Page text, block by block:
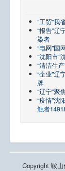
“工贸”我
“报告”辽
染者
“电网”国
“沈阳市”
“清洁生
“企业”辽
牌
“辽宁”聚
“疫情”沈
触者
Copyright 鞍